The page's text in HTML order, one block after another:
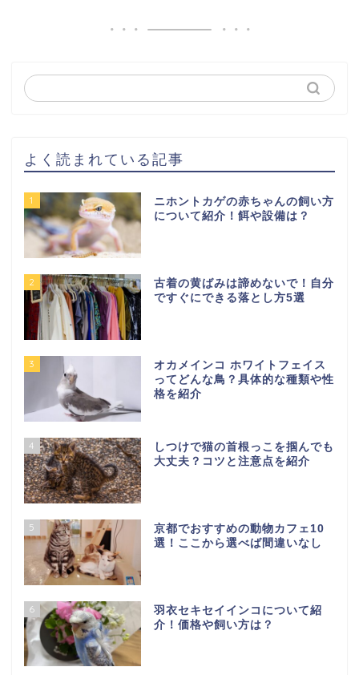
よく読まれている記事
1
ニホントカゲの赤ちゃんの飼い方
について紹介！餌や設備は？
2
古着の黄ばみは諦めないで！自分
ですぐにできる落とし方5選
3
オカメインコ ホワイトフェイス
ってどんな鳥？具体的な種類や性
格を紹介
4
しつけで猫の首根っこを掴んでも
大丈夫？コツと注意点を紹介
5
京都でおすすめの動物カフェ10
選！ここから選べば間違いなし
6
羽衣セキセイインコについて紹
介！価格や飼い方は？